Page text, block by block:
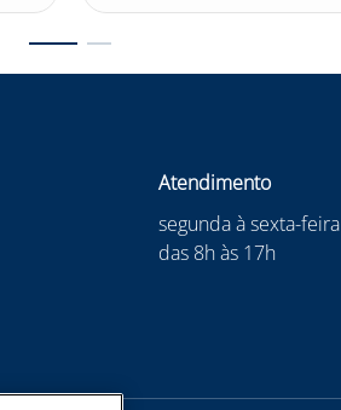
Atendimento
segunda à sexta-feira
das 8h às 17h